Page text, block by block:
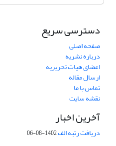
دسترسی سریع
صفحه اصلی
درباره نشریه
اعضای هیات تحریریه
ارسال مقاله
تماس با ما
نقشه سایت
آخرین اخبار
دریافت رتبه الف1402-08-06